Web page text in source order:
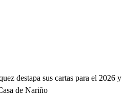
destapa sus cartas para el 2026 y
de Nariño